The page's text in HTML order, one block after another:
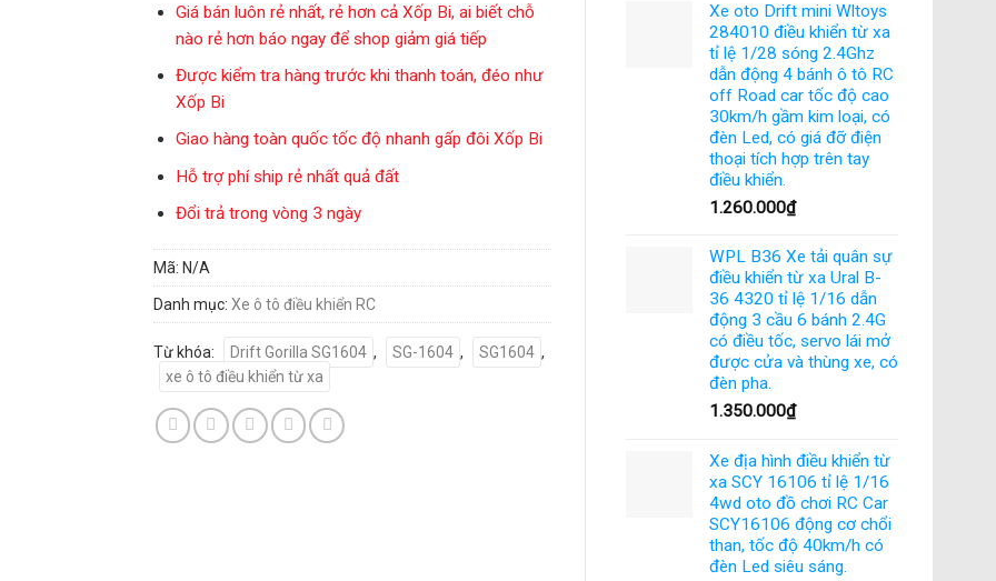
Giá bán luôn rẻ nhất, rẻ hơn cả Xốp Bi, ai biết chỗ
nào rẻ hơn báo ngay để shop giảm giá tiếp
Được kiểm tra hàng trước khi thanh toán, đéo như
Xốp Bi
Giao hàng toàn quốc tốc độ nhanh gấp đôi Xốp Bi
Hỗ trợ phí ship rẻ nhất quả đất
Đổi trả trong vòng 3 ngày
Mã: N/A
Danh mục:Xe ô tô điều khiển RC
Từ khóa: Drift Gorilla SG1604 , SG-1604 , SG1604 ,
xe ô tô điều khiển từ xa
Xe oto Drift mini Wltoys
284010 điều khiển từ xa
tỉ lệ 1/28 sóng 2.4Ghz
dẫn động 4 bánh ô tô RC
off Road car tốc độ cao
30km/h gầm kim loại, có
đèn Led, có giá đỡ điện
thoại tích hợp trên tay
điều khiển.
1.260.000₫
WPL B36 Xe tải quân sự
điều khiển từ xa Ural B-
36 4320 tỉ lệ 1/16 dẫn
động 3 cầu 6 bánh 2.4G
có điều tốc, servo lái mở
được cửa và thùng xe, có
đèn pha.
1.350.000₫
Xe địa hình điều khiển từ
xa SCY 16106 tỉ lệ 1/16
4wd oto đồ chơi RC Car
SCY16106 động cơ chổi
than, tốc độ 40km/h có
đèn Led siêu sáng.